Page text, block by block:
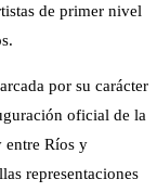
de primer nivel
por su carácter
oficial de la
entre Ríos y
representaciones